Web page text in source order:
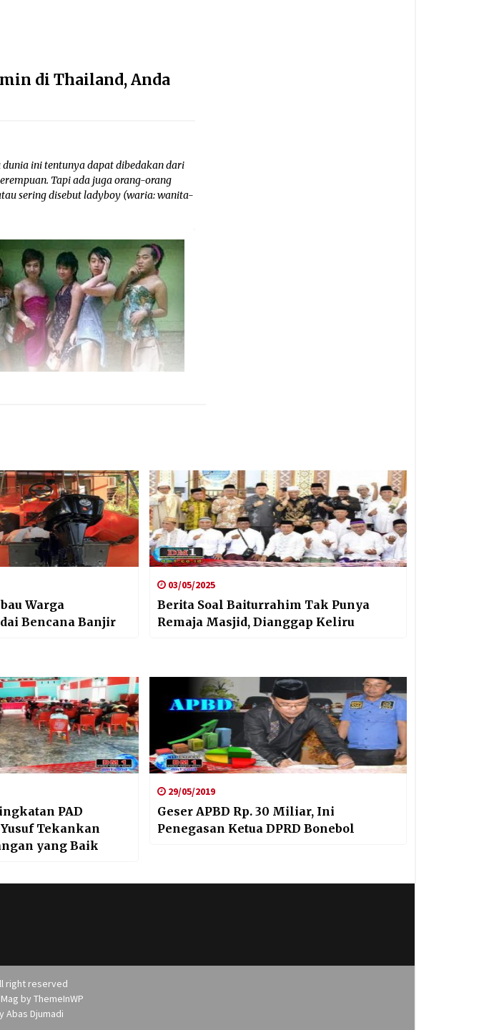
di Thailand, Anda
dunia ini tentunya dapat dibedakan dari
Tapi ada juga orang-orang
sering disebut ladyboy (waria: wanita-
Warga
Bencana Banjir
03/05/2025
Berita Soal Baiturrahim Tak Punya
Remaja Masjid, Dianggap Keliru
PAD
Tekankan
yang Baik
29/05/2019
Geser APBD Rp. 30 Miliar, Ini
Penegasan Ketua DPRD Bonebol
right reserved
by ThemeInWP
Abas Djumadi